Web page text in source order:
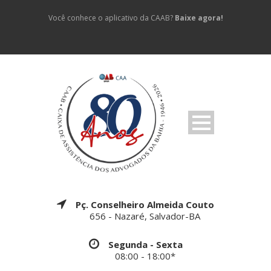
Você conhece o aplicativo da CAAB? Baixe agora!
Pç. Conselheiro Almeida Couto
656 - Nazaré, Salvador-BA
Segunda - Sexta
08:00 - 18:00*